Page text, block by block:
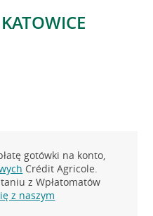
gotówki na konto,
Crédit Agricole.
z Wpłatomatów
z naszym